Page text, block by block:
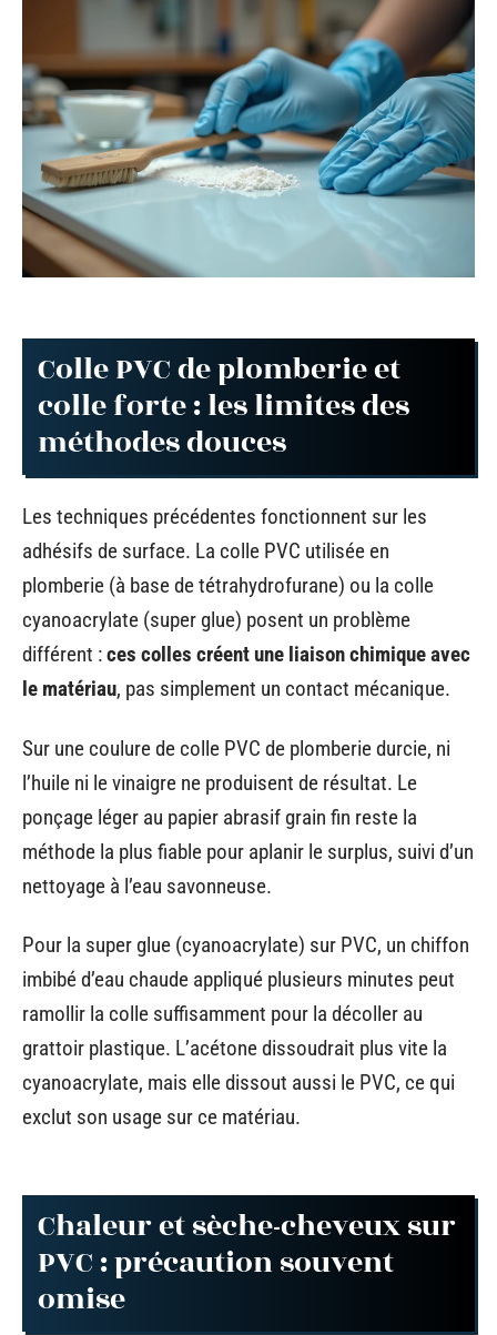
Colle PVC de plomberie et
colle forte : les limites des
méthodes douces
Les techniques précédentes fonctionnent sur les
adhésifs de surface. La colle PVC utilisée en
plomberie (à base de tétrahydrofurane) ou la colle
cyanoacrylate (super glue) posent un problème
différent :ces colles créent une liaison chimique avec
le matériau, pas simplement un contact mécanique.
Sur une coulure de colle PVC de plomberie durcie, ni
l’huile ni le vinaigre ne produisent de résultat. Le
ponçage léger au papier abrasif grain fin reste la
méthode la plus fiable pour aplanir le surplus, suivi d’un
nettoyage à l’eau savonneuse.
Pour la super glue (cyanoacrylate) sur PVC, un chiffon
imbibé d’eau chaude appliqué plusieurs minutes peut
ramollir la colle suffisamment pour la décoller au
grattoir plastique. L’acétone dissoudrait plus vite la
cyanoacrylate, mais elle dissout aussi le PVC, ce qui
exclut son usage sur ce matériau.
Chaleur et sèche-cheveux sur
PVC : précaution souvent
omise